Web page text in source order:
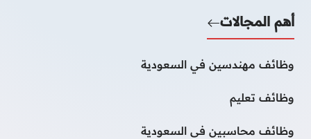
أهم المجالات
وظائف مهندسين في السعودية
وظائف تعليم
وظائف محاسبين فى السعودية